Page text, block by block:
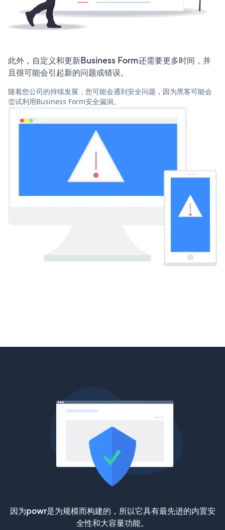
此外，自定义和更新Business Form还需要更多时间，并
且很可能会引起新的问题或错误。
随着您公司的持续发展，您可能会遇到安全问题，因为黑客可能会
尝试利用Business Form安全漏洞。
因为powr是为规模而构建的，所以它具有最先进的内置安
全性和大容量功能。